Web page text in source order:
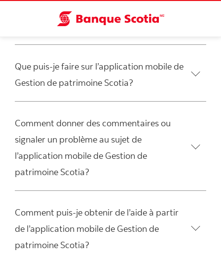
Que puis-je faire sur l’application mobile de
Gestion de patrimoine Scotia?
Comment donner des commentaires ou
signaler un problème au sujet de
l’application mobile de Gestion de
patrimoine Scotia?
Comment puis-je obtenir de l’aide à partir
de l’application mobile de Gestion de
patrimoine Scotia?